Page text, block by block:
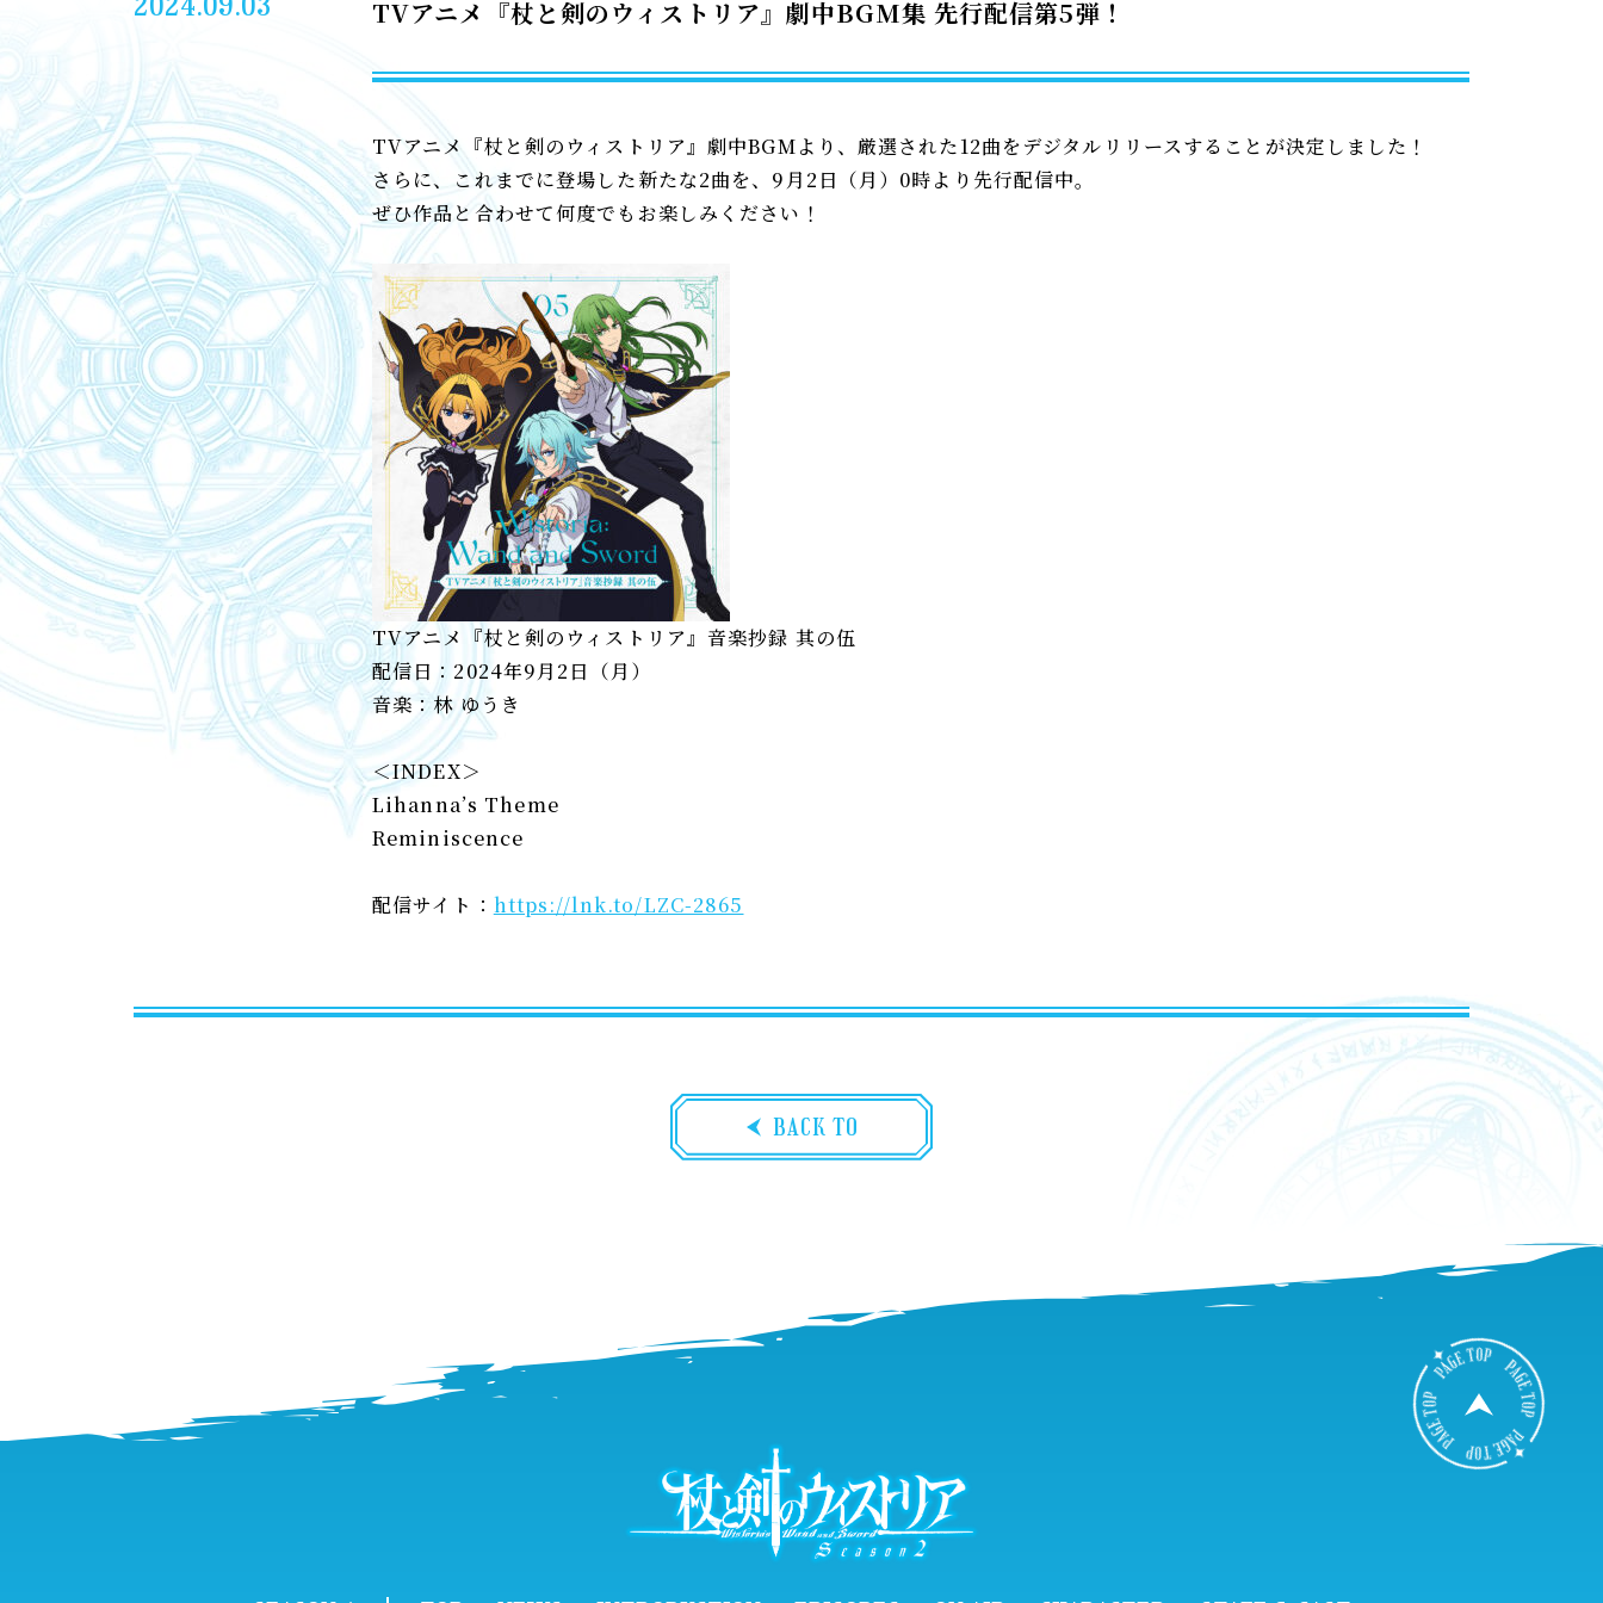
TVアニメ『杖と剣のウィストリア』劇中BGM集 先行配信第5弾！
TVアニメ『杖と剣のウィストリア』劇中BGMより、厳選された12曲をデジタルリリースすることが決定しました！
さらに、これまでに登場した新たな2曲を、9月2日（月）0時より先行配信中。
ぜひ作品と合わせて何度でもお楽しみください！
TVアニメ『杖と剣のウィストリア』音楽抄録 其の伍
配信日：2024年9月2日（月）
音楽：林 ゆうき
＜INDEX＞
Lihanna’s Theme
Reminiscence
配信サイト： https://lnk.to/LZC-2865
BACK TO
B
A
C